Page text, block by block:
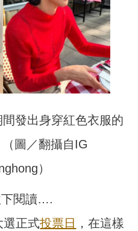
間發出身穿紅色衣服的
圖／翻攝自IG
）
下閱讀….
選正式投票日
，在這樣